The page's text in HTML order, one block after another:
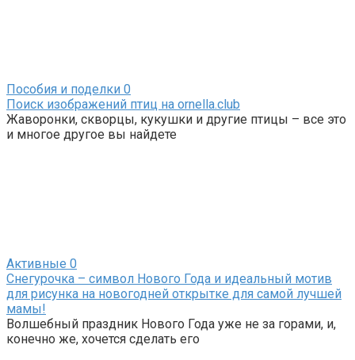
Пособия и поделки 0
Поиск изображений птиц на ornella.club
Жаворонки, скворцы, кукушки и другие птицы – все это
и многое другое вы найдете
Активные 0
Снегурочка – символ Нового Года и идеальный мотив
для рисунка на новогодней открытке для самой лучшей
мамы!
Волшебный праздник Нового Года уже не за горами, и,
конечно же, хочется сделать его